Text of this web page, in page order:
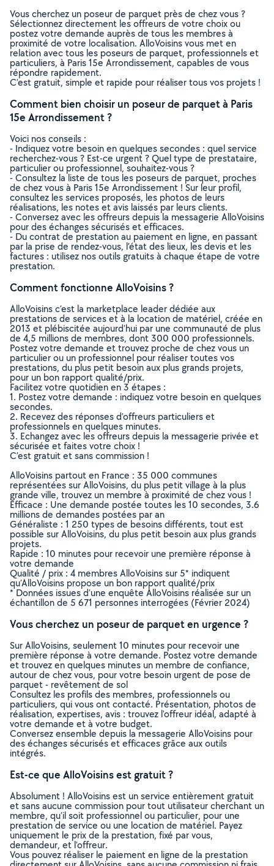
Vous cherchez un poseur de parquet près de chez vous ?
Sélectionnez directement les offreurs de votre choix ou
postez votre demande auprès de tous les membres à
proximité de votre localisation. AlloVoisins vous met en
relation avec tous les poseurs de parquet, professionnels et
particuliers, à Paris 15e Arrondissement, capables de vous
répondre rapidement.
C’est gratuit, simple et rapide pour réaliser tous vos projets !
Comment bien choisir un poseur de parquet à Paris
15e Arrondissement ?
Voici nos conseils :
- Indiquez votre besoin en quelques secondes : quel service
recherchez-vous ? Est-ce urgent ? Quel type de prestataire,
particulier ou professionnel, souhaitez-vous ?
- Consultez la liste de tous les poseurs de parquet, proches
de chez vous à Paris 15e Arrondissement ! Sur leur profil,
consultez les services proposés, les photos de leurs
réalisations, les notes et avis laissés par leurs clients.
- Conversez avec les offreurs depuis la messagerie AlloVoisins
pour des échanges sécurisés et efficaces.
- Du contrat de prestation au paiement en ligne, en passant
par la prise de rendez-vous, l’état des lieux, les devis et les
factures : utilisez nos outils gratuits à chaque étape de votre
prestation.
Comment fonctionne AlloVoisins ?
AlloVoisins c’est la marketplace leader dédiée aux
prestations de services et à la location de matériel, créée en
2013 et plébiscitée aujourd’hui par une communauté de plus
de 4,5 millions de membres, dont 300 000 professionnels.
Postez votre demande et trouvez proche de chez vous un
particulier ou un professionnel pour réaliser toutes vos
prestations, du plus petit besoin aux plus grands projets,
pour un bon rapport qualité/prix.
Facilitez votre quotidien en 3 étapes :
1. Postez votre demande : indiquez votre besoin en quelques
secondes.
2. Recevez des réponses d’offreurs particuliers et
professionnels en quelques minutes.
3. Echangez avec les offreurs depuis la messagerie privée et
sécurisée et faites votre choix !
C’est gratuit et sans commission !
AlloVoisins partout en France : 35 000 communes
représentées sur AlloVoisins, du plus petit village à la plus
grande ville, trouvez un membre à proximité de chez vous !
Efficace : Une demande postée toutes les 10 secondes, 3.6
millions de demandes postées par an
Généraliste : 1 250 types de besoins différents, tout est
possible sur AlloVoisins, du plus petit besoin aux plus grands
projets.
Rapide : 10 minutes pour recevoir une première réponse à
votre demande
Qualité / prix : 4 membres AlloVoisins sur 5* indiquent
qu’AlloVoisins propose un bon rapport qualité/prix
* Données issues d’une enquête AlloVoisins réalisée sur un
échantillon de 5 671 personnes interrogées (Février 2024)
Vous cherchez un poseur de parquet en urgence ?
Sur AlloVoisins, seulement 10 minutes pour recevoir une
première réponse à votre demande. Postez votre demande
et trouvez en quelques minutes un membre de confiance,
autour de chez vous, pour votre besoin urgent de pose de
parquet - revêtement de sol
Consultez les profils des membres, professionnels ou
particuliers, qui vous ont contacté. Présentation, photos de
réalisation, expertises, avis : trouvez l'offreur idéal, adapté à
votre demande et à votre budget.
Conversez ensemble depuis la messagerie AlloVoisins pour
des échanges sécurisés et efficaces grâce aux outils
intégrés.
Est-ce que AlloVoisins est gratuit ?
Absolument ! AlloVoisins est un service entièrement gratuit
et sans aucune commission pour tout utilisateur cherchant un
membre, qu’il soit professionnel ou particulier, pour une
prestation de service ou une location de matériel. Payez
uniquement le prix de la prestation, fixé par vous,
demandeur, et l’offreur.
Vous pouvez réaliser le paiement en ligne de la prestation